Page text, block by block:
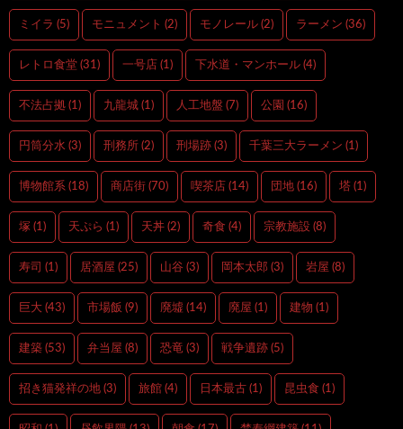
ミイラ (5) モニュメント (2) モノレール (2) ラーメン (36)
レトロ食堂 (31) 一号店 (1) 下水道・マンホール (4)
不法占拠 (1) 九龍城 (1) 人工地盤 (7) 公園 (16)
円筒分水 (3) 刑務所 (2) 刑場跡 (3) 千葉三大ラーメン (1)
博物館系 (18) 商店街 (70) 喫茶店 (14) 団地 (16) 塔 (1)
塚 (1) 天ぷら (1) 天丼 (2) 奇食 (4) 宗教施設 (8)
寿司 (1) 居酒屋 (25) 山谷 (3) 岡本太郎 (3) 岩屋 (8)
巨大 (43) 市場飯 (9) 廃墟 (14) 廃屋 (1) 建物 (1)
建築 (53) 弁当屋 (8) 恐竜 (3) 戦争遺跡 (5)
招き猫発祥の地 (3) 旅館 (4) 日本最古 (1) 昆虫食 (1)